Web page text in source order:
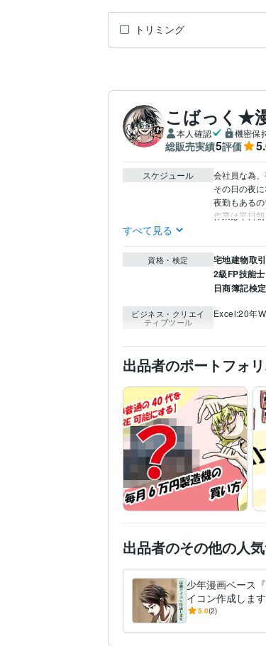
トリミング
こばっく★
本人確認 機密保
総販売実績5評価
スケジュール
会社員な為
その日の夜に
夜勤もあるの
作業は平日朝
すべて見る
資格・検定 宅地建物取
2級FP技能士
日商簿記検
ビジネス・クリエイ
ティブツール
Excel:20年
出品者のポートフォ
出品者のその他の人
少年漫画ベース
イコン作成しま
て一生ものとし
5.0(2)